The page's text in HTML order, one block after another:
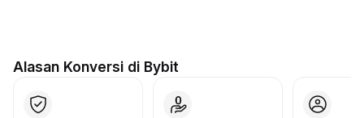
Alasan Konversi di Bybit